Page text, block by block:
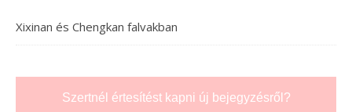
Xixinan és Chengkan falvakban
Szertnél értesítést kapni új bejegyzésről?